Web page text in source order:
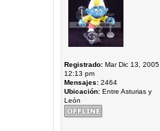
Registrado:Mar Dic 13, 2005
12:13 pm
Mensajes:2464
Ubicación:Entre Asturias y
León